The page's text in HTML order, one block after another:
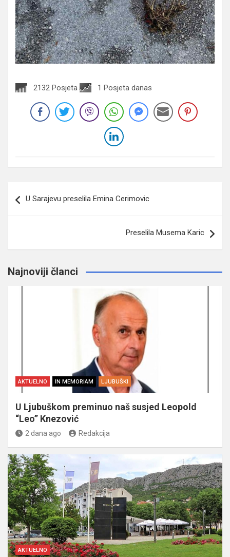
2132 Posjeta 1 Posjeta danas
članaka
U Sarajevu preselila Emina Cerimovic
Preselila Musema Karic
Najnoviji članci
AKTUELNO IN MEMORIAM LJUBUŠKI
U Ljubuškom preminuo naš susjed Leopold
“Leo” Knezović
2 dana ago Redakcija
AKTUELNO